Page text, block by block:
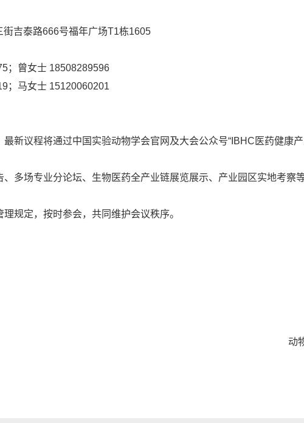
吉泰路666号福年广场T1栋1605
；曾女士 18508289596
；马女士 15120060201
新议程将通过中国实验动物学会官网及大会公众号“IBHC医药健康
多场专业分论坛、生物医药全产业链展览展示、产业园区实地考察
规定，按时参会，共同维护会议秩序。
动